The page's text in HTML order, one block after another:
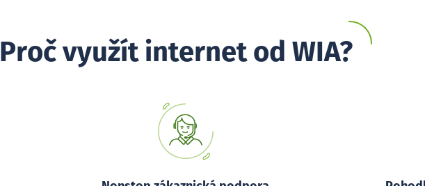
Proč využít internet od WIA?